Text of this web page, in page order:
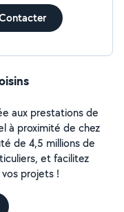
aux prestations de
à proximité de chez
de 4,5 millions de
et facilitez
projets !